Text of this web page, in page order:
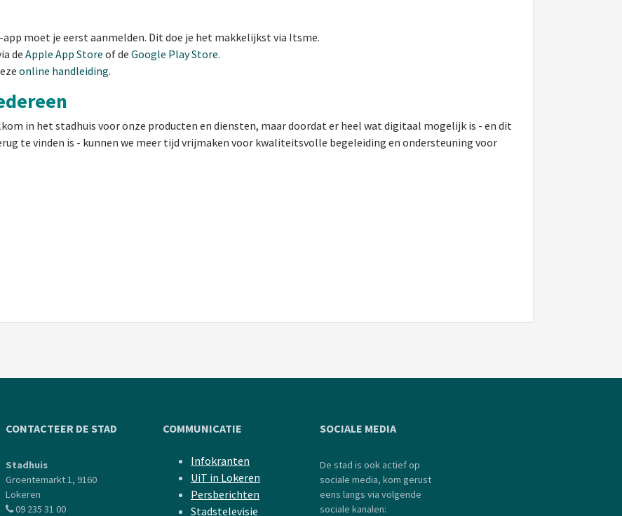
moet je eerst aanmelden. Dit doe je het makkelijkst via Itsme.
de Apple App Store of de Google Play Store.
online handleiding.
in het stadhuis voor onze producten en diensten, maar doordat er heel wat digitaal mogelijk is - en dit
te vinden is - kunnen we meer tijd vrijmaken voor kwaliteitsvolle begeleiding en ondersteuning voor
CONTACTEER DE STAD
Stadhuis
Groentemarkt 1, 9160
Lokeren
09 235 31 00
COMMUNICATIE
Infokranten
UiT in Lokeren
Persberichten
Stadstelevisie
SOCIALE MEDIA
De stad is ook actief op
sociale media, kom gerust
eens langs via volgende
sociale kanalen: